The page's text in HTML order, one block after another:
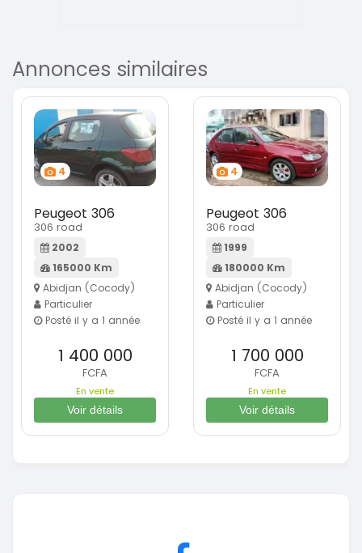
Annonces similaires
4
Peugeot 306
306 road
2002
165000 Km
Abidjan (Cocody)
Particulier
Posté il y a 1 année
1 400 000
FCFA
En vente
Voir détails
4
Peugeot 306
306 road
1999
180000 Km
Abidjan (Cocody)
Particulier
Posté il y a 1 année
1 700 000
FCFA
En vente
Voir détails